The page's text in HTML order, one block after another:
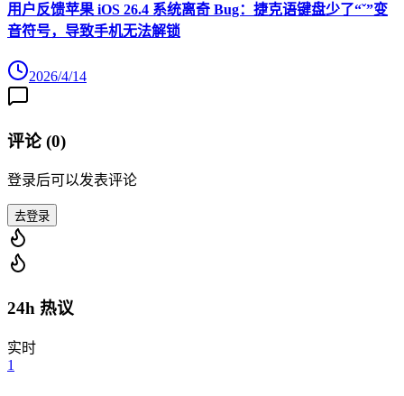
用户反馈苹果 iOS 26.4 系统离奇 Bug：捷克语键盘少了“ˇ”变
音符号，导致手机无法解锁
2026/4/14
评论 (0)
登录后可以发表评论
去登录
24h 热议
实时
1